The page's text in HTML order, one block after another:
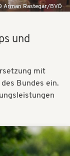
Arman Rastegar/BVÖ
und
mit
Bundes ein.